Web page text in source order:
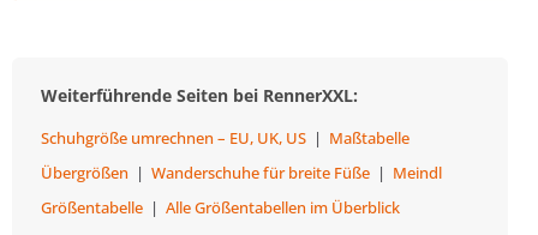
Weiterführende Seiten bei RennerXXL:
Schuhgröße umrechnen – EU, UK, US | Maßtabelle
Übergrößen | Wanderschuhe für breite Füße | Meindl
Größentabelle | Alle Größentabellen im Überblick